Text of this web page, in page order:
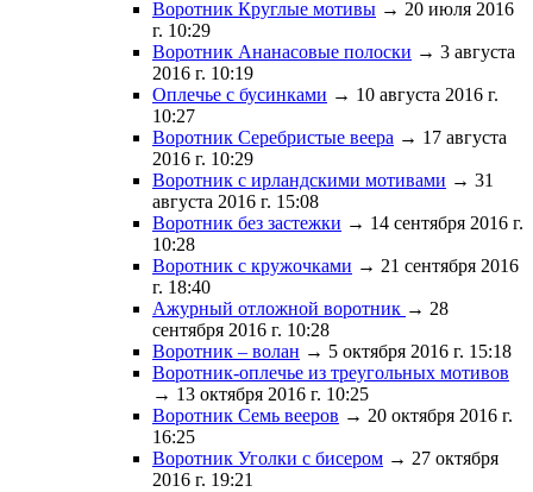
Воротник Круглые мотивы → 20 июля 2016
г. 10:29
Воротник Ананасовые полоски → 3 августа
2016 г. 10:19
Оплечье с бусинками → 10 августа 2016 г.
10:27
Воротник Серебристые веера → 17 августа
2016 г. 10:29
Воротник с ирландскими мотивами → 31
августа 2016 г. 15:08
Воротник без застежки → 14 сентября 2016 г.
10:28
Воротник с кружочками → 21 сентября 2016
г. 18:40
Ажурный отложной воротник → 28
сентября 2016 г. 10:28
Воротник – волан → 5 октября 2016 г. 15:18
Воротник-оплечье из треугольных мотивов
→ 13 октября 2016 г. 10:25
Воротник Семь вееров → 20 октября 2016 г.
16:25
Воротник Уголки с бисером → 27 октября
2016 г. 19:21